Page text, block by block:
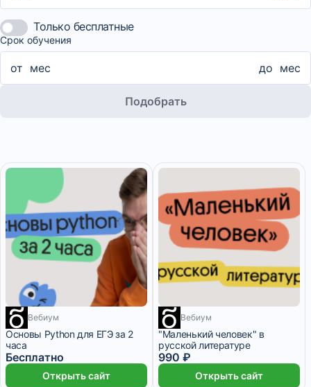
Только бесплатные
Срок обучения
от мес до мес
Подобрать
1 месяцВебиум
Основы Python для ЕГЭ за 2
часа
Бесплатно
Открыть сайт
1 месяцВебиум
"Маленький человек" в
русской литературе
990 ₽
Открыть сайт